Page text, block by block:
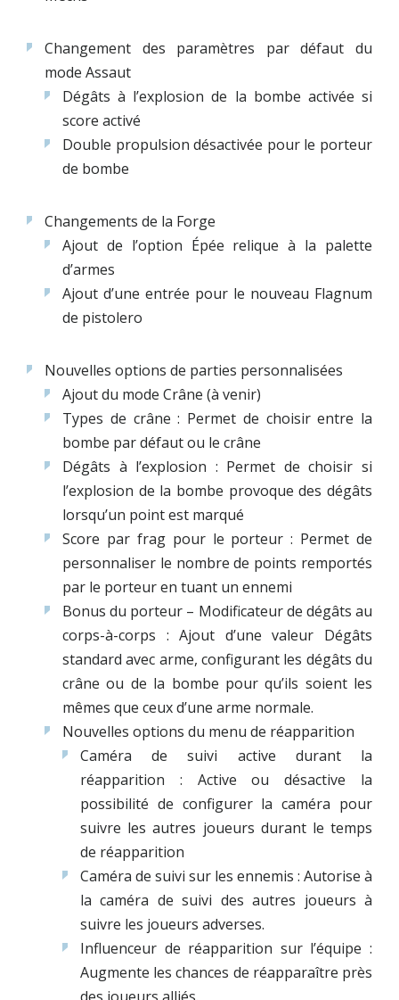
Changement des paramètres par défaut du
mode Assaut
Dégâts à l’explosion de la bombe activée si
score activé
Double propulsion désactivée pour le porteur
de bombe
Changements de la Forge
Ajout de l’option Épée relique à la palette
d’armes
Ajout d’une entrée pour le nouveau Flagnum
de pistolero
Nouvelles options de parties personnalisées
Ajout du mode Crâne (à venir)
Types de crâne : Permet de choisir entre la
bombe par défaut ou le crâne
Dégâts à l’explosion : Permet de choisir si
l’explosion de la bombe provoque des dégâts
lorsqu’un point est marqué
Score par frag pour le porteur : Permet de
personnaliser le nombre de points remportés
par le porteur en tuant un ennemi
Bonus du porteur – Modificateur de dégâts au
corps-à-corps : Ajout d’une valeur Dégâts
standard avec arme, configurant les dégâts du
crâne ou de la bombe pour qu’ils soient les
mêmes que ceux d’une arme normale.
Nouvelles options du menu de réapparition
Caméra de suivi active durant la
réapparition : Active ou désactive la
possibilité de configurer la caméra pour
suivre les autres joueurs durant le temps
de réapparition
Caméra de suivi sur les ennemis : Autorise à
la caméra de suivi des autres joueurs à
suivre les joueurs adverses.
Influenceur de réapparition sur l’équipe :
Augmente les chances de réapparaître près